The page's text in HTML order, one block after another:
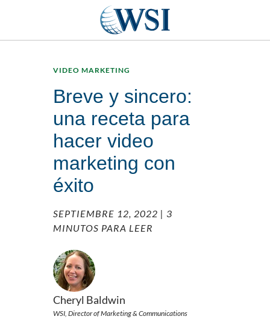
VIDEO MARKETING
Breve y sincero:
una receta para
hacer video
marketing con
éxito
SEPTIEMBRE 12, 2022 | 3
MINUTOS PARA LEER
Cheryl Baldwin
WSI, Director of Marketing & Communications